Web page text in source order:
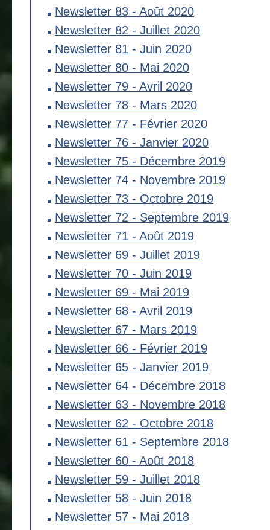
Newsletter 83 - Août 2020
Newsletter 82 - Juillet 2020
Newsletter 81 - Juin 2020
Newsletter 80 - Mai 2020
Newsletter 79 - Avril 2020
Newsletter 78 - Mars 2020
Newsletter 77 - Février 2020
Newsletter 76 - Janvier 2020
Newsletter 75 - Décembre 2019
Newsletter 74 - Novembre 2019
Newsletter 73 - Octobre 2019
Newsletter 72 - Septembre 2019
Newsletter 71 - Août 2019
Newsletter 69 - Juillet 2019
Newsletter 70 - Juin 2019
Newsletter 69 - Mai 2019
Newsletter 68 - Avril 2019
Newsletter 67 - Mars 2019
Newsletter 66 - Février 2019
Newsletter 65 - Janvier 2019
Newsletter 64 - Décembre 2018
Newsletter 63 - Novembre 2018
Newsletter 62 - Octobre 2018
Newsletter 61 - Septembre 2018
Newsletter 60 - Août 2018
Newsletter 59 - Juillet 2018
Newsletter 58 - Juin 2018
Newsletter 57 - Mai 2018